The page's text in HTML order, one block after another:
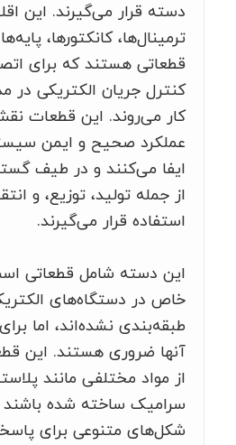
دسته قرار می‌گیرند. این
ترمینال‌ها، کانکتورها،
قطعاتی هستند که برای
کنترل جریان الکتریکی در
کار می‌روند. این قطعات
عملکرد صحیح و ایمن
ایفا می‌کنند و در طیف
از جمله تولید، توزیع، و
استفاده قرار می‌گیرند.
این دسته شامل قطعاتی
خاص در دستگاه‌های
طبقه‌بندی نشده‌اند، اما
آنها ضروری هستند. این
از مواد مختلفی مانند
سرامیک ساخته شده باشند
شکل‌های متنوعی برای